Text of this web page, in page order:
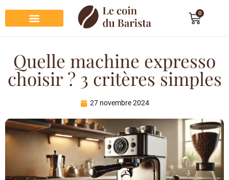
0
Quelle machine expresso
choisir ? 3 critères simples
27 novembre 2024